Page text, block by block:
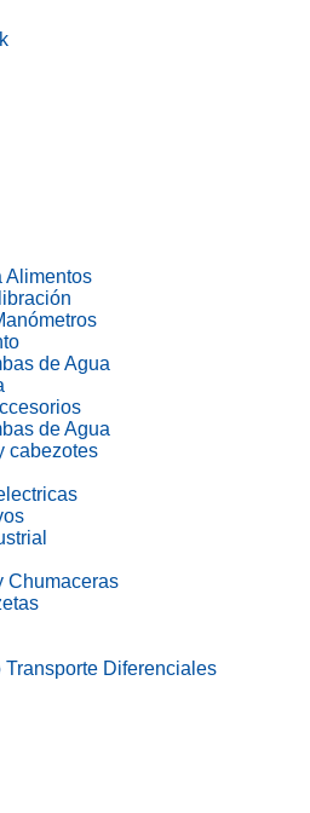
Alimentos
de Agua
de Agua
cabezotes
Chumaceras
Transporte Diferenciales